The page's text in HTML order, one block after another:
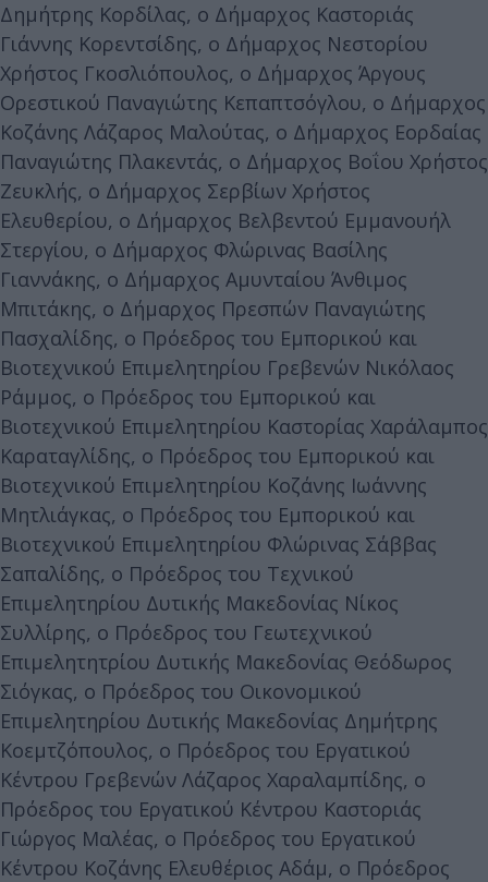
Δημήτρης Κορδίλας, ο Δήμαρχος Καστοριάς
Γιάννης Κορεντσίδης, ο Δήμαρχος Νεστορίου
Χρήστος Γκοσλιόπουλος, ο Δήμαρχος Άργους
Ορεστικού Παναγιώτης Κεπαπτσόγλου, ο Δήμαρχος
Κοζάνης Λάζαρος Μαλούτας, ο Δήμαρχος Εορδαίας
Παναγιώτης Πλακεντάς, ο Δήμαρχος Βοΐου Χρήστος
Ζευκλής, ο Δήμαρχος Σερβίων Χρήστος
Ελευθερίου, ο Δήμαρχος Βελβεντού Εμμανουήλ
Στεργίου, ο Δήμαρχος Φλώρινας Βασίλης
Γιαννάκης, ο Δήμαρχος Αμυνταίου Άνθιμος
Μπιτάκης, ο Δήμαρχος Πρεσπών Παναγιώτης
Πασχαλίδης, ο Πρόεδρος του Εμπορικού και
Βιοτεχνικού Επιμελητηρίου Γρεβενών Νικόλαος
Ράμμος, ο Πρόεδρος του Εμπορικού και
Βιοτεχνικού Επιμελητηρίου Καστορίας Χαράλαμπος
Καραταγλίδης, ο Πρόεδρος του Εμπορικού και
Βιοτεχνικού Επιμελητηρίου Κοζάνης Ιωάννης
Μητλιάγκας, ο Πρόεδρος του Εμπορικού και
Βιοτεχνικού Επιμελητηρίου Φλώρινας Σάββας
Σαπαλίδης, ο Πρόεδρος του Τεχνικού
Επιμελητηρίου Δυτικής Μακεδονίας Νίκος
Συλλίρης, ο Πρόεδρος του Γεωτεχνικού
Επιμελητητρίου Δυτικής Μακεδονίας Θεόδωρος
Σιόγκας, ο Πρόεδρος του Οικονομικού
Επιμελητηρίου Δυτικής Μακεδονίας Δημήτρης
Κοεμτζόπουλος, ο Πρόεδρος του Εργατικού
Κέντρου Γρεβενών Λάζαρος Χαραλαμπίδης, ο
Πρόεδρος του Εργατικού Κέντρου Καστοριάς
Γιώργος Μαλέας, ο Πρόεδρος του Εργατικού
Κέντρου Κοζάνης Ελευθέριος Αδάμ, ο Πρόεδρος